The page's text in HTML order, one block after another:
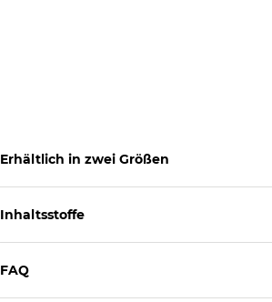
Erhältlich in zwei Größen
Inhaltsstoffe
FAQ